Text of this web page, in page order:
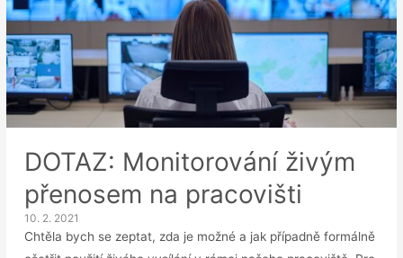
době?
DOTAZ: Monitorování živým
přenosem na pracovišti
10. 2. 2021
Chtěla bych se zeptat, zda je možné a jak případně formálně